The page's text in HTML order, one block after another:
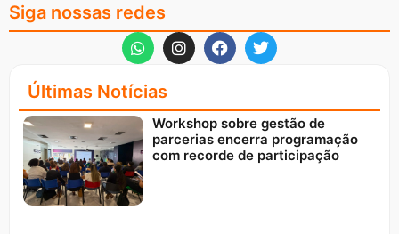
Siga nossas redes
Últimas Notícias
Workshop sobre gestão de
parcerias encerra programação
com recorde de participação